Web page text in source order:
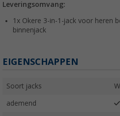
Leveringsomvang:
1x Okere 3-in-1-jack voor heren
binnenjack
EIGENSCHAPPEN
Soort jacks
ademend